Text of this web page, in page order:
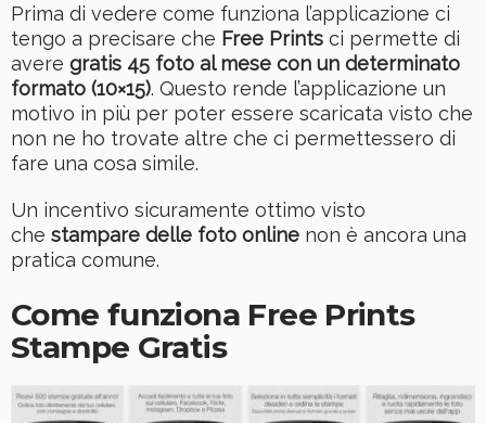
Prima di vedere come funziona l’applicazione ci
tengo a precisare che Free Prints ci permette di
avere gratis 45 foto al mese con un determinato
formato (10×15). Questo rende l’applicazione un
motivo in più per poter essere scaricata visto che
non ne ho trovate altre che ci permettessero di
fare una cosa simile.
Un incentivo sicuramente ottimo visto
che stampare delle foto online non è ancora una
pratica comune.
Come funziona Free Prints
Stampe Gratis